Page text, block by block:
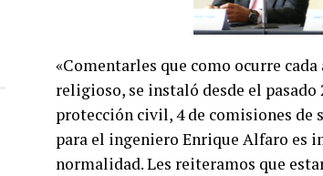
«Comentarles que como ocurre
religioso, se instaló desde el
protección civil, 4 de comisiones de
para el ingeniero Enrique Alfaro es
normalidad. Les reiteramos que